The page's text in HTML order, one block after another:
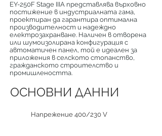
EY-250F Stage IIIA представлява върховно
постижение в индустриалната гама,
проектиран да гарантира оптимална
производителност и надеждно
електрозахранване. Наличен в отворена
или шумоизолирана конфигурация с
автоматичен панел, той е идеален за
приложения в селското стопанство,
гражданското строителство и
промишлеността.
ОСНОВНИ ДАННИ
Напрежение 400/230 V